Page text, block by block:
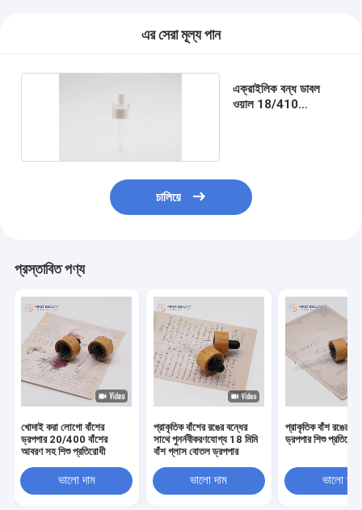
এর সেরা মূল্য পান
এক্রাইলিক বন্ধ ডাবল
ওয়াল 18/410
চালিয়ে
প্রস্তাবিত পণ্য
খোদাই করা লোগো বাঁশের
ড্রপপার 20/400 বাঁশের
আবরণ সহ শিশু প্রতিরোধী
ভালো দাম
প্রাকৃতিক বাঁশের রঙের বন্ধের
সাথে পুনর্নবীকরণযোগ্য 18 মিমি
বাঁশ গ্লাস বোতল ড্রপপার
ভালো দাম
প্রাকৃতিক বাঁশ রঙের
ড্রপপার শিশু
ভালো দাম